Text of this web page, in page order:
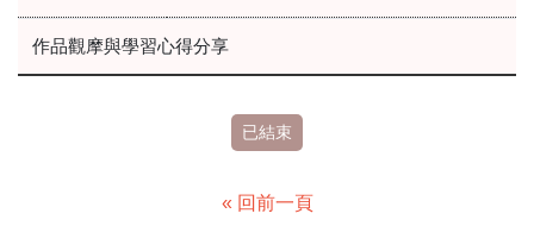
作品觀摩與學習心得分享
已結束
« 回前一頁